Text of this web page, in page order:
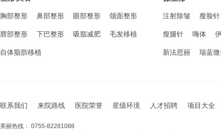
胸部整形 鼻部整形 眼部整形 颌面整形
唇部整形 下巴整形 吸脂减肥 毛发移植
自体脂肪移植
注射除皱 瘦脸针
瘦腿针 嗨体
新法思丽 瑞蓝
联系我们 来院路线 医院荣誉 星级环境 人才招聘 项目大全
美丽热线： 0755-82281088